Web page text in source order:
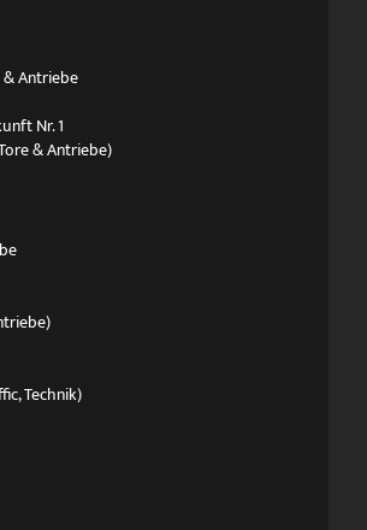
& Antriebe
Nr. 1
& Antriebe)
Technik)